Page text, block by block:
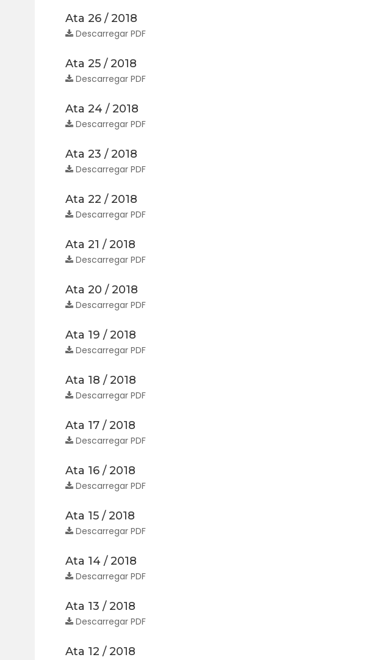
Ata 26 / 2018
Descarregar PDF
Ata 25 / 2018
Descarregar PDF
Ata 24 / 2018
Descarregar PDF
Ata 23 / 2018
Descarregar PDF
Ata 22 / 2018
Descarregar PDF
Ata 21 / 2018
Descarregar PDF
Ata 20 / 2018
Descarregar PDF
Ata 19 / 2018
Descarregar PDF
Ata 18 / 2018
Descarregar PDF
Ata 17 / 2018
Descarregar PDF
Ata 16 / 2018
Descarregar PDF
Ata 15 / 2018
Descarregar PDF
Ata 14 / 2018
Descarregar PDF
Ata 13 / 2018
Descarregar PDF
Ata 12 / 2018